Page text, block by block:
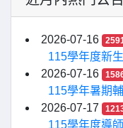
2026-07-16
115學年度新
2026-07-16
115學年暑期
2026-07-17
115學年度導